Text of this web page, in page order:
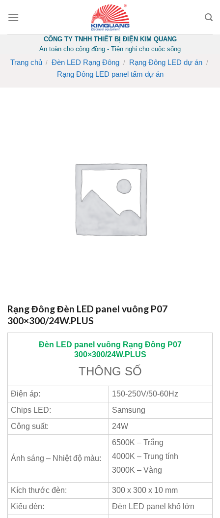
CÔNG TY TNHH THIẾT BỊ ĐIỆN KIM QUANG
An toàn cho cộng đồng - Tiện nghi cho cuộc sống
Trang chủ / Đèn LED Rạng Đông / Rạng Đông LED dự án /
Rạng Đông LED panel tấm dự án
Rạng Đông Đèn LED panel vuông P07
300×300/24W.PLUS
Đèn LED panel vuông Rạng Đông P07
300×300/24W.PLUS
THÔNG SỐ
Điện áp:
150-250V/50-60Hz
Chips LED:
Samsung
Công suất:
24W
Ánh sáng – Nhiệt độ màu:
6500K – Trắng
4000K – Trung tính
3000K – Vàng
Kích thước đèn:
300 x 300 x 10 mm
Kiểu đèn:
Đèn LED panel khổ lớn